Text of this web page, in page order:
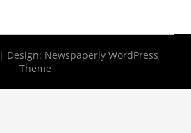
| Design: Newspaperly WordPress
Theme